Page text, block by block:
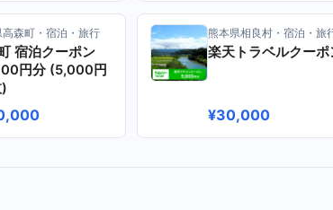
高森町・宿泊・旅行
宿泊クーポン
円分 (5,000円
熊本県相良村・宿泊・旅
楽天トラベルクーポ
¥30,000